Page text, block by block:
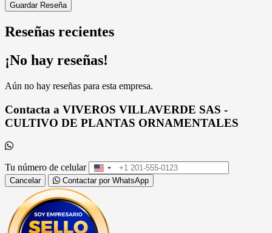
Guardar Reseña
Reseñas recientes
¡No hay reseñas!
Aún no hay reseñas para esta empresa.
Contacta a VIVEROS VILLAVERDE SAS -
CULTIVO DE PLANTAS ORNAMENTALES
Tu número de celular
United
States
Cancelar Contactar por WhatsApp